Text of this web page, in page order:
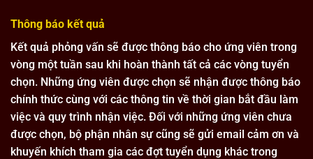
Thông báo kết quả
Kết quả phỏng vấn sẽ được thông báo cho ứng viên trong
vòng một tuần sau khi hoàn thành tất cả các vòng tuyển
chọn. Những ứng viên được chọn sẽ nhận được thông báo
chính thức cùng với các thông tin về thời gian bắt đầu làm
việc và quy trình nhận việc. Đối với những ứng viên chưa
được chọn, bộ phận nhân sự cũng sẽ gửi email cảm ơn và
khuyến khích tham gia các đợt tuyển dụng khác trong